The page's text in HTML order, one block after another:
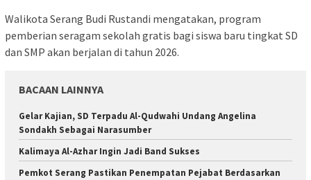
Walikota Serang Budi Rustandi mengatakan, program
pemberian seragam sekolah gratis bagi siswa baru tingkat SD
dan SMP akan berjalan di tahun 2026.
BACAAN LAINNYA
Gelar Kajian, SD Terpadu Al-Qudwahi Undang Angelina
Sondakh Sebagai Narasumber
Kalimaya Al-Azhar Ingin Jadi Band Sukses
Pemkot Serang Pastikan Penempatan Pejabat Berdasarkan